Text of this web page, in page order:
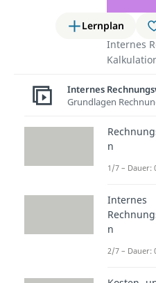
Lernplan
Internes
zum
In
ein
Hilfe
Internes
Grundlagen
n
1/7 – Dauer:
Internes
n
2/7 – Dauer: